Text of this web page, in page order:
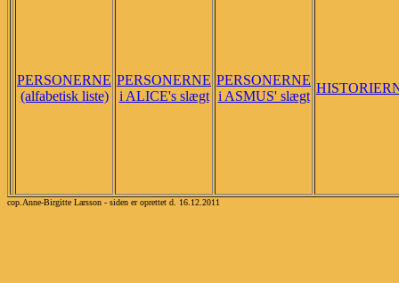
PERSONERNE
(alfabetisk liste)
PERSONERNE
i ALICE's slægt
PERSONERNE
i ASMUS' slægt
cop.Anne-Birgitte Larsson - siden er oprettet d. 16.12.2011